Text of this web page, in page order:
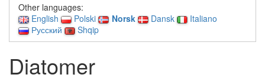
Other languages:
English
Polski Norsk Dansk
Italiano
Русский
Shqip
Diatomer